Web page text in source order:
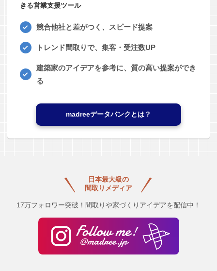
きる営業支援ツール
競合他社と差がつく、スピード提案
トレンド間取りで、集客・受注数UP
建築家のアイデアを参考に、質の高い提案ができ
る
madreeデータバンクとは？
日本最大級の
間取りメディア
17万フォロワー突破！間取りや家づくりアイデアを配信中！